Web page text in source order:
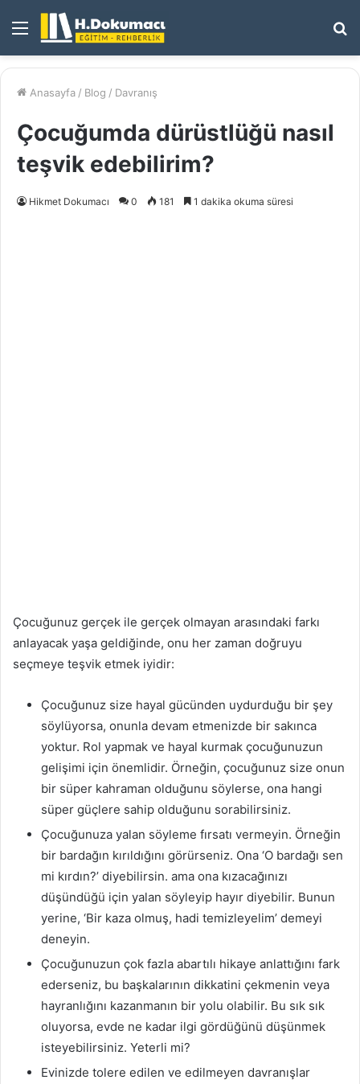
Menü
Anasayfa / Blog / Davranış
Çocuğumda dürüstlüğü nasıl
teşvik edebilirim?
Hikmet Dokumacı 0 181 1 dakika okuma süresi
Çocuğunuz gerçek ile gerçek olmayan arasındaki farkı
anlayacak yaşa geldiğinde, onu her zaman doğruyu
seçmeye teşvik etmek iyidir:
Çocuğunuz size hayal gücünden uydurduğu bir şey
söylüyorsa, onunla devam etmenizde bir sakınca
yoktur. Rol yapmak ve hayal kurmak çocuğunuzun
gelişimi için önemlidir. Örneğin, çocuğunuz size onun
bir süper kahraman olduğunu söylerse, ona hangi
süper güçlere sahip olduğunu sorabilirsiniz.
Çocuğunuza yalan söyleme fırsatı vermeyin. Örneğin
bir bardağın kırıldığını görürseniz. Ona ‘O bardağı sen
mi kırdın?’ diyebilirsin. ama ona kızacağınızı
düşündüğü için yalan söyleyip hayır diyebilir. Bunun
yerine, ‘Bir kaza olmuş, hadi temizleyelim’ demeyi
deneyin.
Çocuğunuzun çok fazla abartılı hikaye anlattığını fark
ederseniz, bu başkalarının dikkatini çekmenin veya
hayranlığını kazanmanın bir yolu olabilir. Bu sık sık
oluyorsa, evde ne kadar ilgi gördüğünü düşünmek
isteyebilirsiniz. Yeterli mi?
Evinizde tolere edilen ve edilmeyen davranışlar